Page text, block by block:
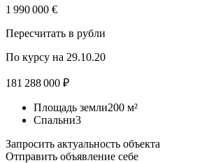
1 990 000 €
Пересчитать в рубли
По курсу на 29.10.20
181 288 000 ₽
Площадь земли200 м²
Спальни3
Запросить актуальность объекта
Отправить объявление себе